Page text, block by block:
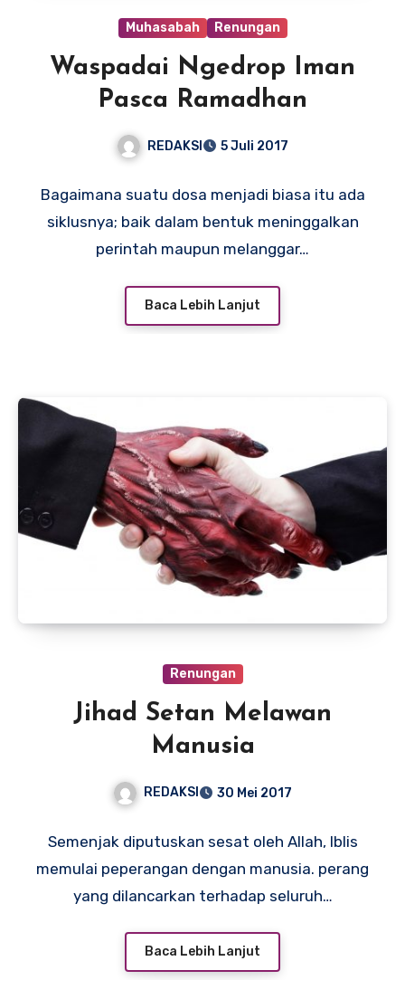
Muhasabah Renungan
Waspadai Ngedrop Iman
Pasca Ramadhan
REDAKSI 5 Juli 2017
Bagaimana suatu dosa menjadi biasa itu ada
siklusnya; baik dalam bentuk meninggalkan
perintah maupun melanggar…
Baca Lebih Lanjut
Renungan
Jihad Setan Melawan
Manusia
REDAKSI 30 Mei 2017
Semenjak diputuskan sesat oleh Allah, Iblis
memulai peperangan dengan manusia. perang
yang dilancarkan terhadap seluruh…
Baca Lebih Lanjut